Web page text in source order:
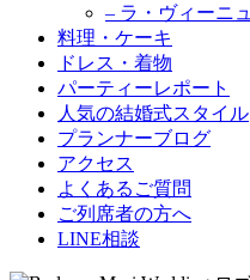
– ラ・ヴィーニュ
料理・ケーキ
ドレス・着物
パーティーレポート
人気の結婚式スタイル
プランナーブログ
アクセス
よくあるご質問
ご列席者の方へ
LINE相談